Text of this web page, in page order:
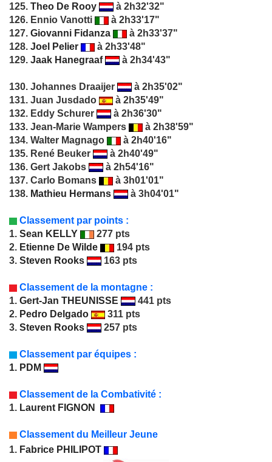
125. Theo De Rooy
à 2h32'32"
126. Ennio Vanotti
à 2h33'17"
127. Giovanni Fidanza
à 2h33'37"
128. Joel Pelier
à 2h33'48"
129. Jaak Hanegraaf à 2h34'43"
130. Johannes Draaijer
à 2h35'02"
131. Juan Jusdado
à 2h35'49"
132. Eddy Schurer
à 2h36'30"
133. Jean-Marie Wampers
à 2h38'59"
134. Walter Magnago
à 2h40'16"
135. René Beuker
à 2h40'49"
136. Gert Jakobs
à 2h54'16"
137. Carlo Bomans
à 3h01'01"
138. Mathieu Hermans à 3h04'01"
Classement par points :
1. Sean KELLY
277 pts
2. Etienne De Wilde
194 pts
3. Steven Rooks 163 pts
Classement de la montagne :
1. Gert-Jan THEUNISSE
441 pts
2. Pedro Delgado
311 pts
3. Steven Rooks 257 pts
Classement par équipes :
1. PDM
Classement de la Combativité :
1. Laurent FIGNON
Classement du Meilleur Jeune
1. Fabrice PHILIPOT